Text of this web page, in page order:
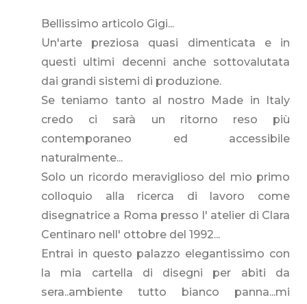
Bellissimo articolo Gigi...
Un'arte preziosa quasi dimenticata e in
questi ultimi decenni anche sottovalutata
dai grandi sistemi di produzione.
Se teniamo tanto al nostro Made in Italy
credo ci sarà un ritorno reso più
contemporaneo ed accessibile
naturalmente...
Solo un ricordo meraviglioso del mio primo
colloquio alla ricerca di lavoro come
disegnatrice a Roma presso l' atelier di Clara
Centinaro nell' ottobre del 1992...
Entrai in questo palazzo elegantissimo con
la mia cartella di disegni per abiti da
sera..ambiente tutto bianco panna...mi